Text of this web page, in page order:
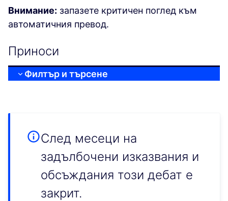
Внимание: запазете критичен поглед към
автоматичния превод.
Приноси
Филтър и търсене
След месеци на
задълбочени изказвания и
обсъждания този дебат е
закрит.